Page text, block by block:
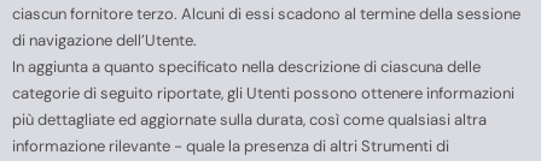
ciascun fornitore terzo. Alcuni di essi scadono al termine della sessione
di navigazione dell’Utente.
In aggiunta a quanto specificato nella descrizione di ciascuna delle
categorie di seguito riportate, gli Utenti possono ottenere informazioni
più dettagliate ed aggiornate sulla durata, così come qualsiasi altra
informazione rilevante - quale la presenza di altri Strumenti di